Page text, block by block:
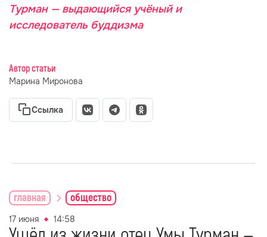
Турман — выдающийся учёный и
исследователь буддизма
Автор статьи
Марина Миронова
Ссылка
главная общество
17 июня 14:58